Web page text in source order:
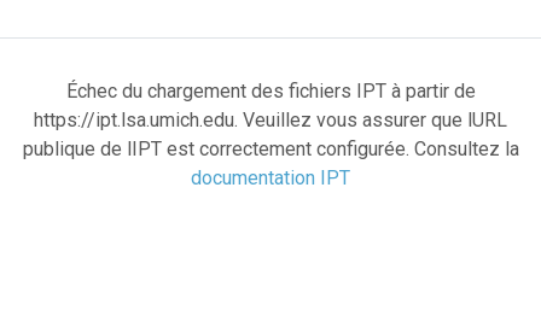
Échec du chargement des fichiers IPT à partir de
https://ipt.lsa.umich.edu. Veuillez vous assurer que lURL
publique de lIPT est correctement configurée. Consultez la
documentation IPT